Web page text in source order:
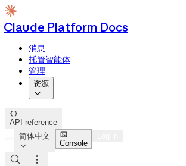
Claude Platform Docs
消息
托管智能体
管理
资源


API reference
简体中文


Console

